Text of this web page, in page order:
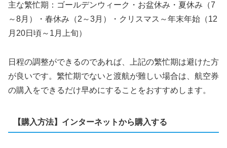
主な繁忙期：ゴールデンウィーク・お盆休み・夏休み（7
～8月）・春休み（2～3月）・クリスマス～年末年始（12
月20日頃～1月上旬）
日程の調整ができるのであれば、上記の繁忙期は避けた方
が良いです。繁忙期でないと渡航が難しい場合は、航空券
の購入をできるだけ早めにすることをおすすめします。
【購入方法】インターネットから購入する